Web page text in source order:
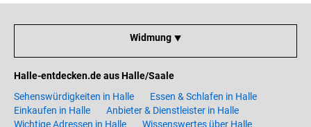
Widmung ⯆
Halle-entdecken.de aus Halle/Saale
Sehenswürdigkeiten in Halle
Essen & Schlafen in Halle
Einkaufen in Halle
Anbieter & Dienstleister in Halle
Wichtige Adressen in Halle
Wissenswertes über Halle